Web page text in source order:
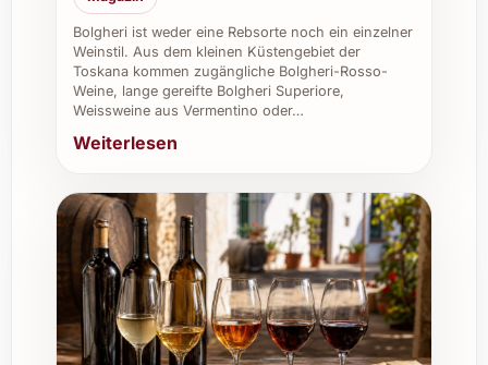
empfangen
FAQ zum Brimoncourt Extra Brut
Was zeichnet Brimoncourt Extra Brut
besonders aus?
Dieser Champagner überzeugt durch eine
ausgewogene Frische, feine Perlage und
einen eleganten Geschmack mit Noten von
Zitrusfrüchten und Brioche, der vielseitig
kombinierbar ist.
Welche Speisen passen am besten zu
Bolgheri ist weder eine Rebsorte noch ein einzelner
Weinstil. Aus dem kleinen Küstengebiet der
Toskana kommen zugängliche Bolgheri-Rosso-
Weine, lange gereifte Bolgheri Superiore,
Weissweine aus Vermentino oder…
Weiterlesen